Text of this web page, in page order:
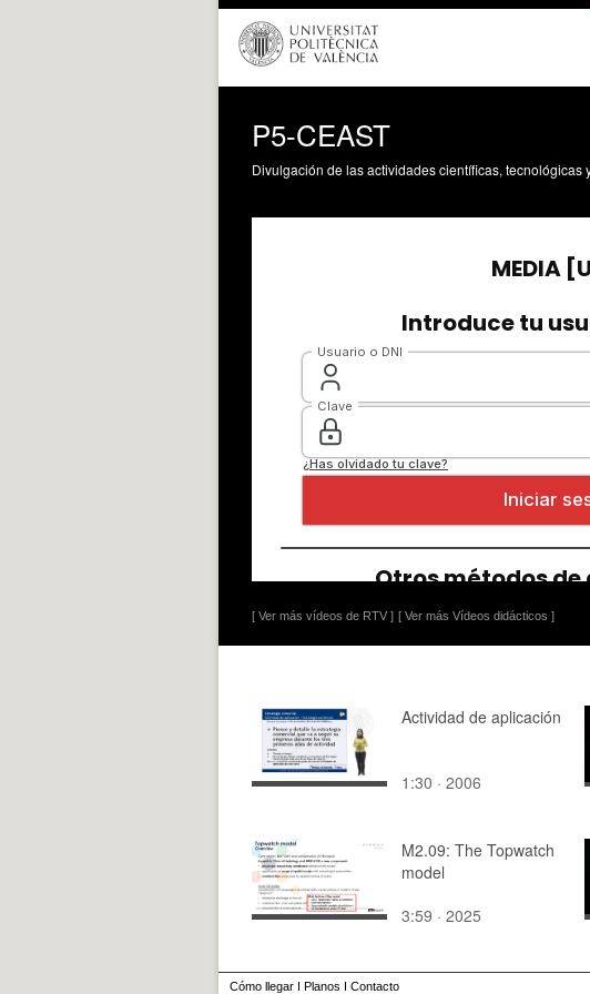
P5-CEAST
Divulgación de las actividades científicas,
[ Ver más vídeos de RTV ] [ Ver más Vídeos didácticos ]
Actividad de aplicación
1:30 · 2006
M2.09: The Topwatch
model
3:59 · 2025
Cómo llegar I Planos I Contacto